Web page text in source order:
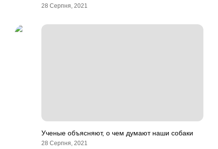
28 Серпня, 2021
Ученые объясняют, о чем думают наши собаки
28 Серпня, 2021